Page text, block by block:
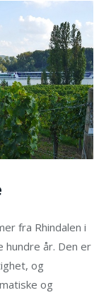
fra Rhindalen i
år. Den er
og
og